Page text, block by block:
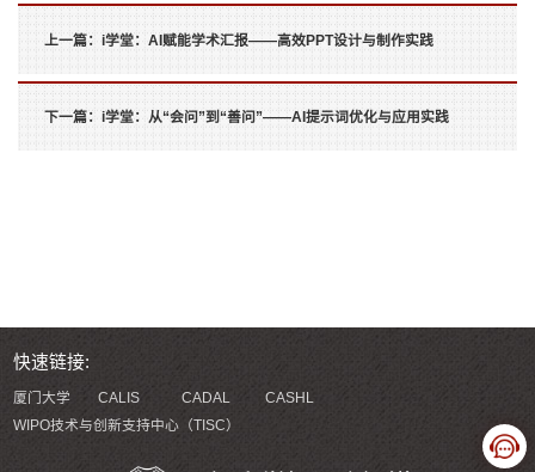
上一篇：i学堂：AI赋能学术汇报——高效PPT设计与制作实践
下一篇：i学堂：从“会问”到“善问”——AI提示词优化与应用实践
快速链接:
厦门大学 CALIS CADAL
CASHL
WIPO技术与创新支持中心（TISC）